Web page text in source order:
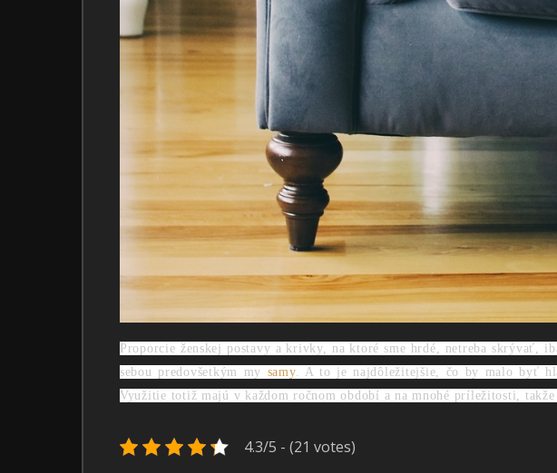
Proporcie ženskej postavy a krivky, na ktoré sme hrdé, netreba skrývať,
sebou predovšetkým my samy. A to je najdôležitejšie, čo by malo byť
Využitie totiž majú v každom ročnom období a na mnohé príležitosti,
4.3/5 - (21 votes)